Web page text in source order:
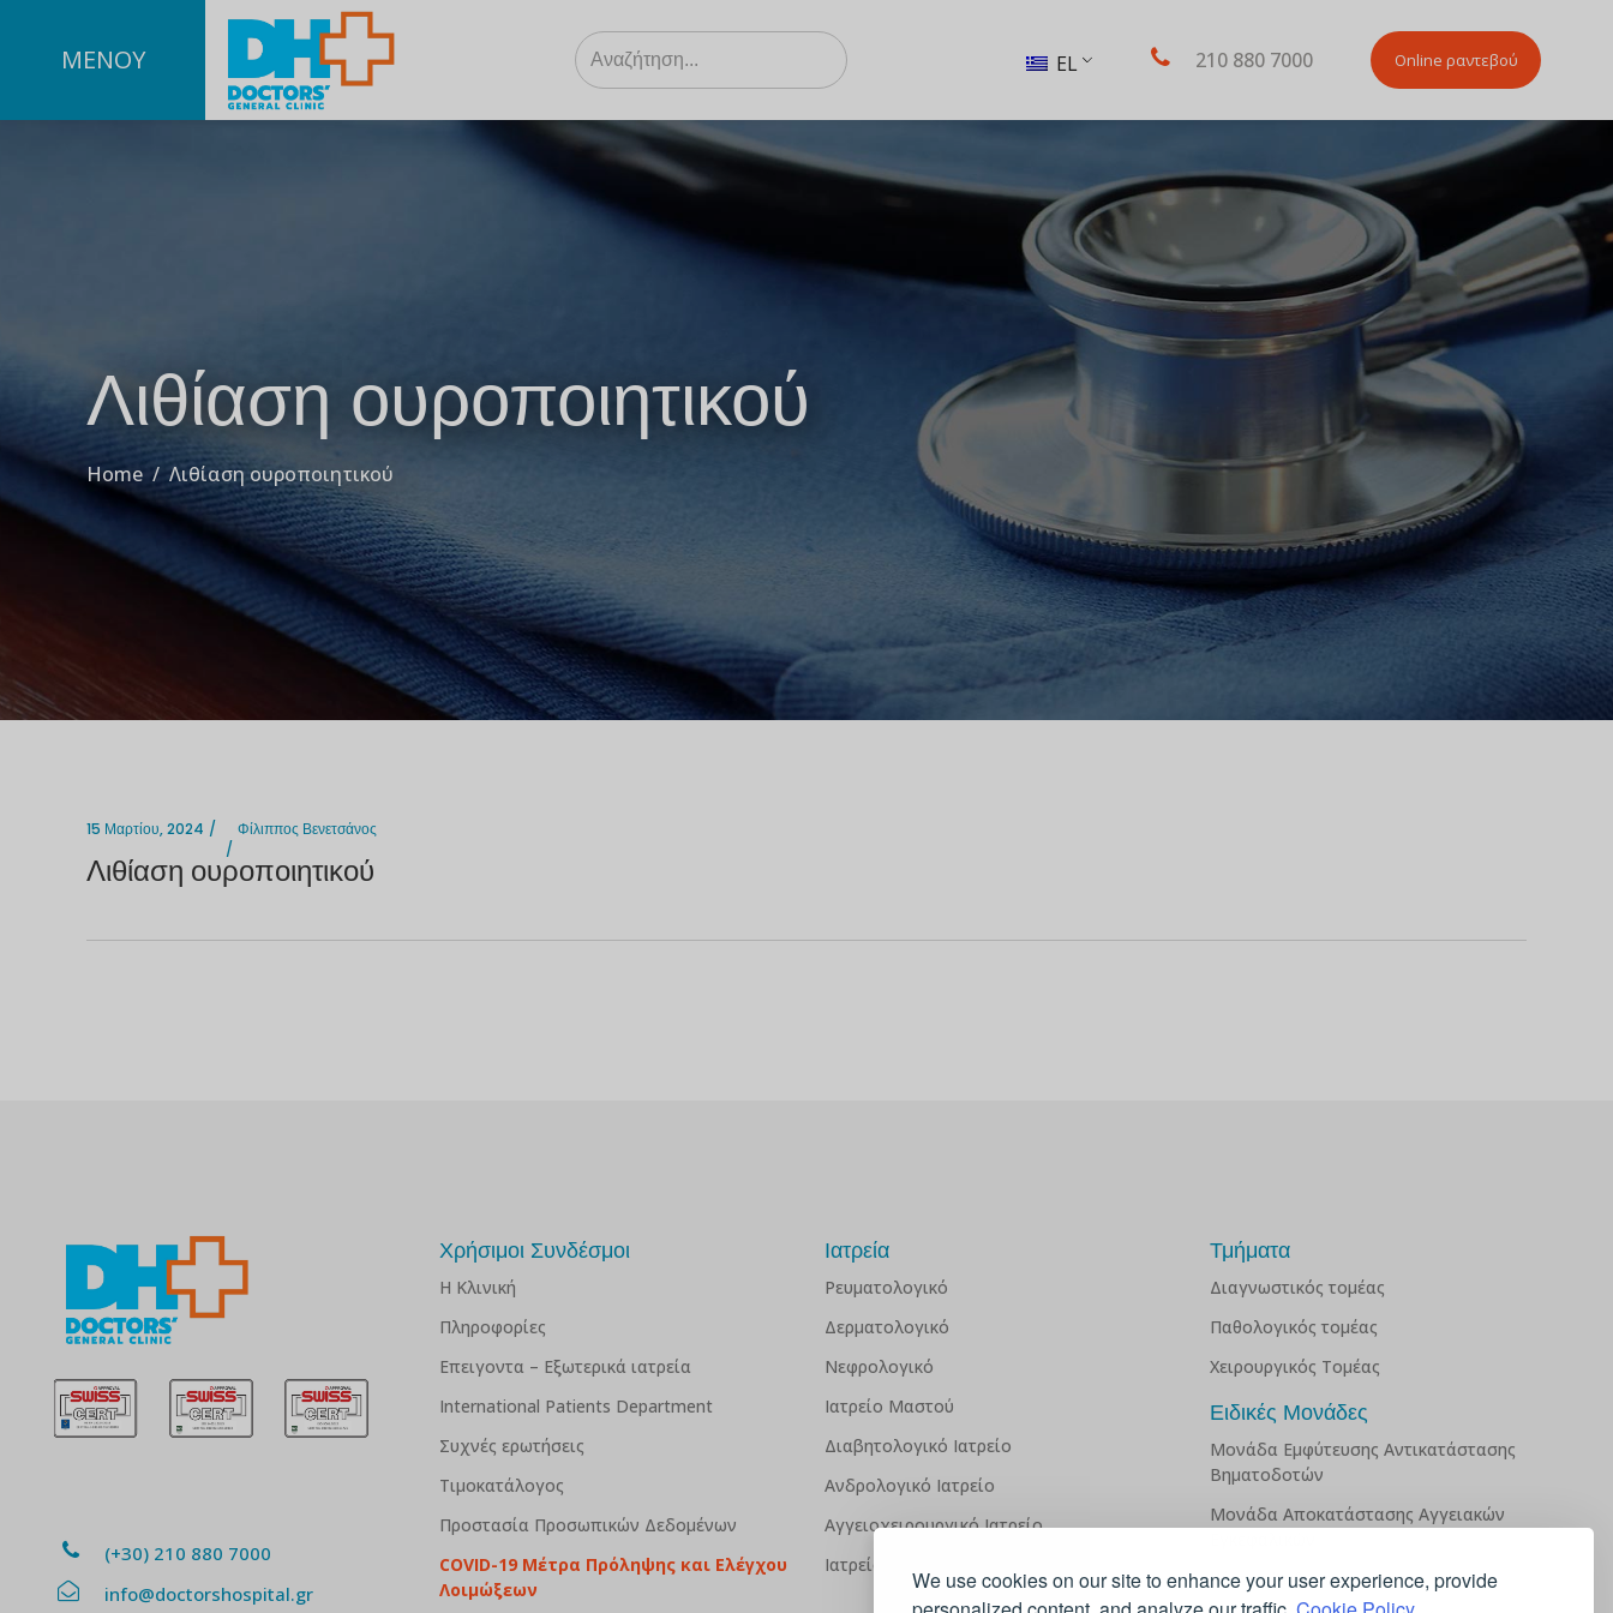
We use cookies on our site to enhance your user experience, provide
ΜΕΝΟΥ
Search
for: EL 210 880 7000 Online ραντεβού
Λιθίαση ουροποιητικού
Home / Λιθίαση ουροποιητικού
15 Μαρτίου, 2024 Φίλιππος Βενετσάνος
Λιθίαση ουροποιητικού
(+30) 210 880 7000
info@doctorshospital.gr
Χρήσιμοι Συνδέσμοι
Η Κλινική
Πληροφορίες
Επειγοντα – Εξωτερικά ιατρεία
International Patients Department
Συχνές ερωτήσεις
Τιμοκατάλογος
Προστασία Προσωπικών Δεδομένων
COVID-19 Μέτρα Πρόληψης και Ελέγχου
Λοιμώξεων
Ιατρεία
Ρευματολογικό
Δερματολογικό
Νεφρολογικό
Ιατρείο Μαστού
Διαβητολογικό Ιατρείο
Ανδρολογικό Ιατρείο
Αγγειοχειρουργικό Ιατρείο
Ιατρείο Κεφαλαλγίας
Τμήματα
Διαγνωστικός τομέας
Παθολογικός τομέας
Χειρουργικός Τομέας
Ειδικές Μονάδες
Μονάδα Εμφύτευσης Αντικατάστασης
Βηματοδοτών
Μονάδα Αποκατάστασης Αγγειακών
Κέντρο Άσθματος